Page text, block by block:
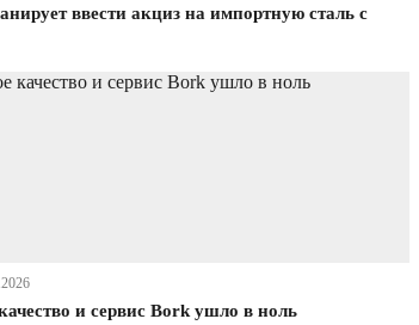
ввести акциз на импортную сталь с
и сервис Bork ушло в ноль